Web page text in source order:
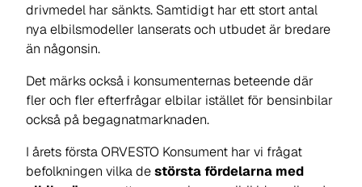
drivmedel har sänkts. Samtidigt har ett stort antal
nya elbilsmodeller lanserats och utbudet är bredare
än någonsin.
Det märks också i konsumenternas beteende där
fler och fler efterfrågar elbilar istället för bensinbilar
också på begagnatmarknaden.
I årets första ORVESTO Konsument har vi frågat
befolkningen vilka destörsta fördelarna med